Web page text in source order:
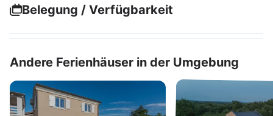
Belegung / Verfügbarkeit
Andere Ferienhäuser in der Umgebung